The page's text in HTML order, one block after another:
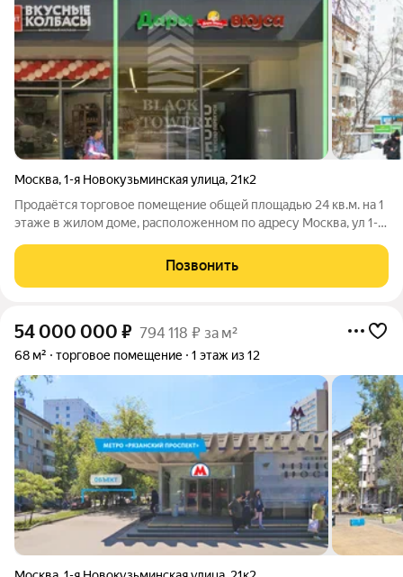
Москва,1-я Новокузьминская улица, 21к2
Продаётся торговое помещение общей площадью 24 кв.м. на 1
этаже в жилом доме, расположенном по адресу Москва, ул 1-я
Рязанский проспект. Планировка смешанная. Состояние
помещения: Готово к въезду.
Позвонить
54 000 000 ₽ 794 118 ₽ за м²
68 м² торговое помещение 1 этаж из 12